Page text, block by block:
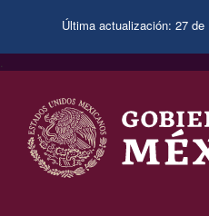
Última actualización: 27
.